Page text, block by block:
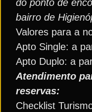
do ponto de
bairro de
Valores para a
Apto Single: a
Apto Duplo: a
Atendimento
reservas:
Checklist